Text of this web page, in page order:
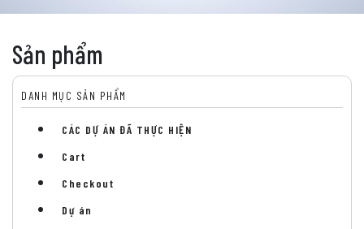
Sản phẩm
DANH MỤC SẢN PHẨM
CÁC DỰ ÁN ĐÃ THỰC HIỆN
Cart
Checkout
Dự án